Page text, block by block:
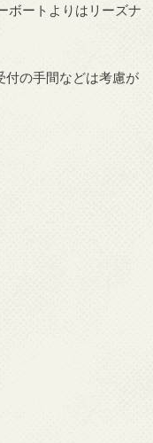
ボートよりはリーズナ
付の手間などは考慮が